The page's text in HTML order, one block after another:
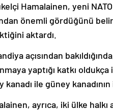
Hamalainen, yeni
önemli gördüğünü
aktardı.
açısından
yaptığı katkı
kanadı ile güney
ayrıca, iki ülke